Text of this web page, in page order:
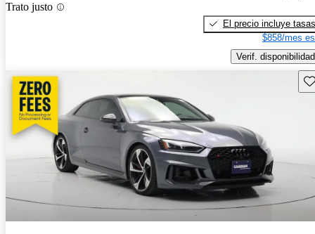
Trato justo
El precio incluye tasas
$858/mes
Verif. disponibilidad